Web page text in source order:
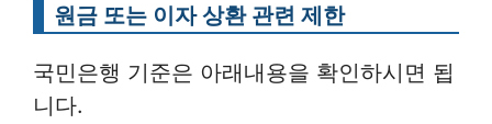
원금 또는 이자 상환 관련 제한
국민은행 기준은 아래내용을 확인하시면 됩
니다.